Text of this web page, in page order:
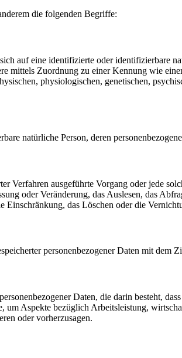
die folgenden Begriffe:
auf eine identifizierte oder identifizierbare
mittels Zuordnung zu einer Kennung wie
physiologischen, genetischen,
natürliche Person, deren
Verfahren ausgeführte Vorgang oder jede
oder Veränderung, das Auslesen, das
das Löschen oder die
personenbezogener Daten mit dem
Daten, die darin besteht,
um Aspekte bezüglich Arbeitsleistung,
oder vorherzusagen.